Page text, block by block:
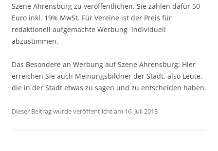
Szene Ahrensburg zu veröffentlichen. Sie zahlen dafür 50
Euro inkl. 19% MwSt. Für Vereine ist der Preis für
redaktionell aufgemachte Werbung individuell
abzustimmen.
Das Besondere an Werbung auf Szene Ahrensburg: Hier
erreichen Sie auch Meinungsbildner der Stadt, also Leute,
die in der Stadt etwas zu sagen und zu entscheiden haben.
Dieser Beitrag wurde veröffentlicht am 16. Juli 2013